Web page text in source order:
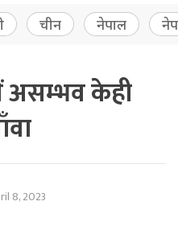
चीन नेपाल
असम्भव केही
8, 2023